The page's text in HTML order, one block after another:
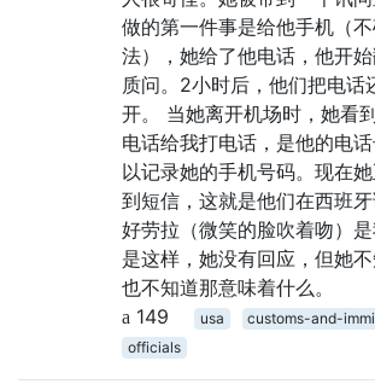
做的第一件事是给他手机（
法），她给了他电话，他开
质问。2小时后，他们把电话
开。 当她离开机场时，她看
电话给我打电话，是他的电
以记录她的手机号码。现在
到短信，这就是他们在西班
好劳拉（微笑的脸吹着吻）
是这样，她没有回应，但她不
也不知道那意味着什么。
149
usa customs-and-
officials